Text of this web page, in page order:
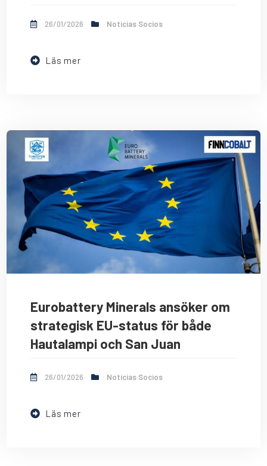
26/01/2026 Noticias Socios
Läs mer
Eurobattery Minerals ansöker om
strategisk EU-status för både
Hautalampi och San Juan
26/01/2026 Noticias Socios
Läs mer